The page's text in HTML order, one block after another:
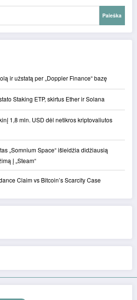
Paieška
ir užstatą per „Doppler Finance“ bazę
Staking ETP, skirtus Ether ir Solana
1,8 mln. USD dėl netikros kriptovaliutos
„Somnium Space“ išleidžia didžiausią
į „Steam“
Claim vs Bitcoin’s Scarcity Case